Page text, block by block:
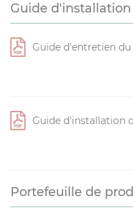
Guide d'installation
Guide d'entretien du
Guide d'installation
Portefeuille de